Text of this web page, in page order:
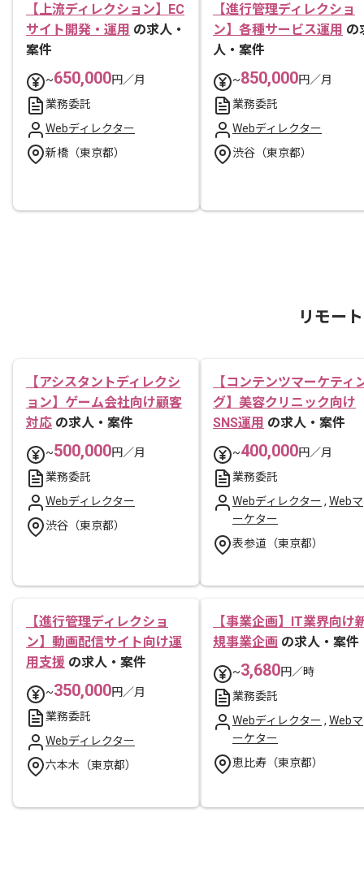
【上流ディレクション】EC
サイト開発・運用 の求人・
案件
~650,000円／月
業務委託
Webディレクター
新橋（東京都）
【進行管理ディレクショ
ン】各種サービス運用 の
人・案件
~850,000円／月
業務委託
Webディレクター
渋谷（東京都）
リモー
【アシスタントディレクシ
ョン】ゲーム会社向け顧客
対応 の求人・案件
~500,000円／月
業務委託
Webディレクター
渋谷（東京都）
【コンテンツマーケティ
グ】美容クリニック向け
SNS運用 の求人・案件
~400,000円／月
業務委託
Webディレクター , Webマ
ーケター
表参道（東京都）
【進行管理ディレクショ
ン】動画配信サイト向け運
用支援 の求人・案件
~350,000円／月
業務委託
Webディレクター
六本木（東京都）
【事業企画】IT業界向け
規事業企画 の求人・案件
~3,680円／時
業務委託
Webディレクター , Webマ
ーケター
恵比寿（東京都）